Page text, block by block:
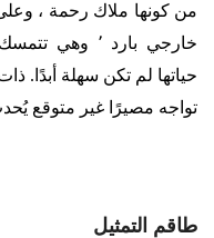
من كونها ملاك رحمة ،
خارجي بارد ٬
حياتها لم تكن سهلة أبدًا.
تواجه مصيرًا غير متوقع
طاقم التمثيل